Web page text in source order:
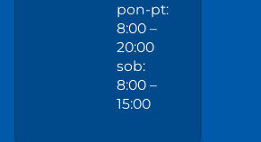
pon-pt:
8:00 –
20:00
sob:
8:00 –
15:00